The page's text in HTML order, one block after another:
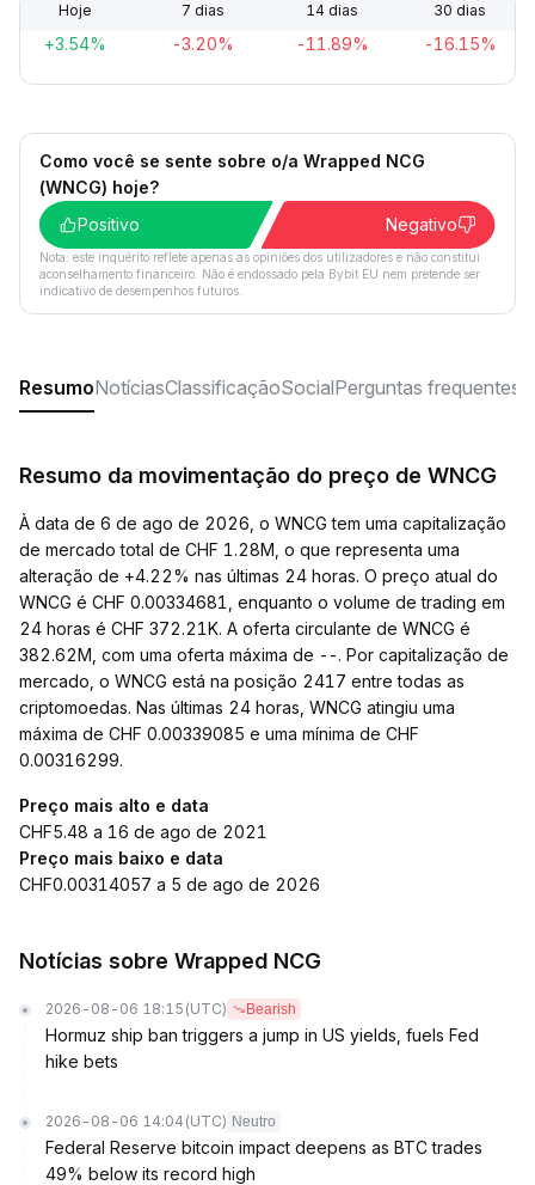
Hoje 7 dias 14 dias 30 dias
+3.54% -3.20% -11.89% -16.15%
Como você se sente sobre o/a Wrapped NCG
(WNCG) hoje?
Positivo
Negativo
Nota: este inquérito reflete apenas as opiniões dos utilizadores e não constitui
aconselhamento financeiro. Não é endossado pela Bybit EU nem pretende ser
indicativo de desempenhos futuros.
ResumoNotíciasClassificaçãoSocialPerguntas frequentes
Resumo da movimentação do preço de WNCG
À data de 6 de ago de 2026, o WNCG tem uma capitalização
de mercado total de CHF 1.28M, o que representa uma
alteração de +4.22% nas últimas 24 horas. O preço atual do
WNCG é CHF 0.00334681, enquanto o volume de trading em
24 horas é CHF 372.21K. A oferta circulante de WNCG é
382.62M, com uma oferta máxima de --. Por capitalização de
mercado, o WNCG está na posição 2417 entre todas as
criptomoedas. Nas últimas 24 horas, WNCG atingiu uma
máxima de CHF 0.00339085 e uma mínima de CHF
0.00316299.
Preço mais alto e data
CHF5.48 a 16 de ago de 2021
Preço mais baixo e data
CHF0.00314057 a 5 de ago de 2026
Notícias sobre Wrapped NCG
2026-08-06 18:15 (UTC) Bearish
Hormuz ship ban triggers a jump in US yields, fuels Fed
hike bets
2026-08-06 14:04 (UTC) Neutro
Federal Reserve bitcoin impact deepens as BTC trades
49% below its record high